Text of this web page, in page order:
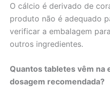
O cálcio é derivado de
produto não é adequado
verificar a embalagem
outros ingredientes.
Quantos tabletes vêm na
dosagem recomendada?